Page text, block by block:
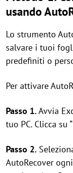
usando
Lo strumento
salvare i tuoi
predefiniti o
Per attivare
Passo 1.Avvia
tuo PC. Clicca su
Passo 2.
AutoRecover